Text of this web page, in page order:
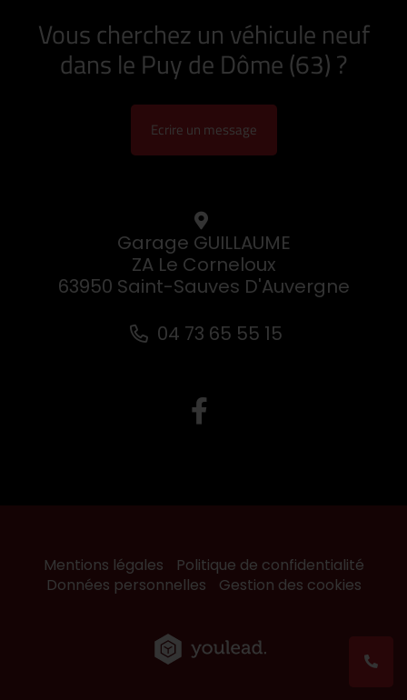
Vous cherchez un véhicule neuf
dans le Puy de Dôme (63) ?
Ecrire un message
Garage GUILLAUME
ZA Le Corneloux
63950 Saint-Sauves D'Auvergne
04 73 65 55 15
Mentions légales
Politique de confidentialité
Données personnelles
Gestion des cookies